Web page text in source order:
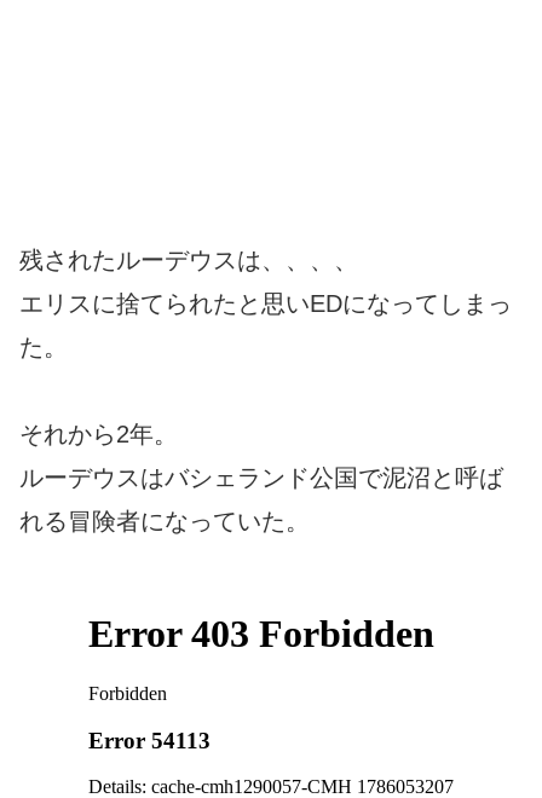
残されたルーデウスは、、、、
エリスに捨てられたと思いEDになってしまっ
た。
それから2年。
ルーデウスはバシェランド公国で泥沼と呼ば
れる冒険者になっていた。